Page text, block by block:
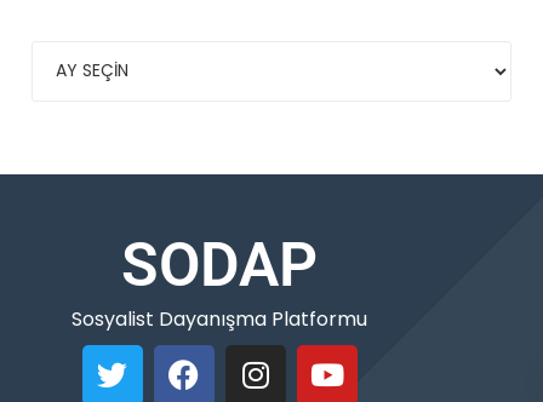
SODAP
Sosyalist Dayanışma Platformu